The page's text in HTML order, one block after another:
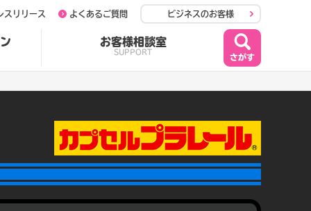
お客様相談室
SUPPORT
スリリース よくあるご質問 ビジネスのお客様